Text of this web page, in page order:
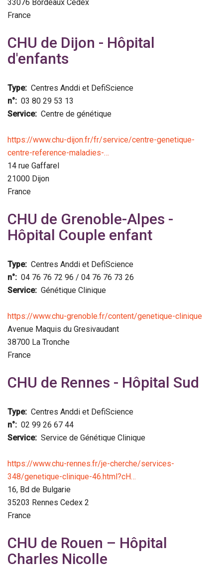
33076 Bordeaux Cedex
France
CHU de Dijon - Hôpital
d'enfants
Type
Centres Anddi et DefiScience
n°
03 80 29 53 13
Service
Centre de génétique
https://www.chu-dijon.fr/fr/service/centre-genetique-
centre-reference-maladies-…
14 rue Gaffarel
21000 Dijon
France
CHU de Grenoble-Alpes -
Hôpital Couple enfant
Type
Centres Anddi et DefiScience
n°
04 76 76 72 96 / 04 76 76 73 26
Service
Génétique Clinique
https://www.chu-grenoble.fr/content/genetique-clinique
Avenue Maquis du Gresivaudant
38700 La Tronche
France
CHU de Rennes - Hôpital Sud
Type
Centres Anddi et DefiScience
n°
02 99 26 67 44
Service
Service de Génétique Clinique
https://www.chu-rennes.fr/je-cherche/services-
348/genetique-clinique-46.html?cH…
16, Bd de Bulgarie
35203 Rennes Cedex 2
France
CHU de Rouen – Hôpital
Charles Nicolle